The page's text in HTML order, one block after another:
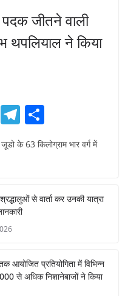
जीतने वाली
थपलियाल ने किया
Li T
e
a
m
h
ar
के 63 किलोग्राम भार वर्ग में
से वार्ता कर उनकी यात्रा
प्रतियोगिता में विभिन्न
से अधिक निशानेबाजों ने किया